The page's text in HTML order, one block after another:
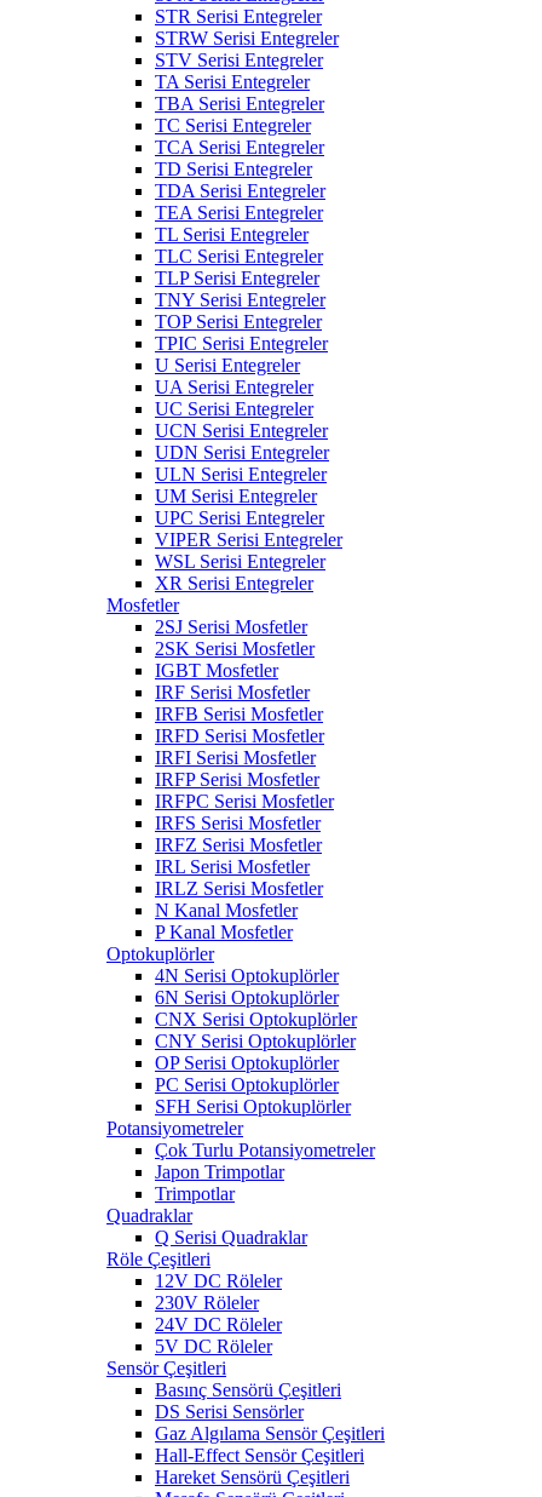
STR Serisi Entegreler
STRW Serisi Entegreler
STV Serisi Entegreler
TA Serisi Entegreler
TBA Serisi Entegreler
TC Serisi Entegreler
TCA Serisi Entegreler
TD Serisi Entegreler
TDA Serisi Entegreler
TEA Serisi Entegreler
TL Serisi Entegreler
TLC Serisi Entegreler
TLP Serisi Entegreler
TNY Serisi Entegreler
TOP Serisi Entegreler
TPIC Serisi Entegreler
U Serisi Entegreler
UA Serisi Entegreler
UC Serisi Entegreler
UCN Serisi Entegreler
UDN Serisi Entegreler
ULN Serisi Entegreler
UM Serisi Entegreler
UPC Serisi Entegreler
VIPER Serisi Entegreler
WSL Serisi Entegreler
XR Serisi Entegreler
Mosfetler
2SJ Serisi Mosfetler
2SK Serisi Mosfetler
IGBT Mosfetler
IRF Serisi Mosfetler
IRFB Serisi Mosfetler
IRFD Serisi Mosfetler
IRFI Serisi Mosfetler
IRFP Serisi Mosfetler
IRFPC Serisi Mosfetler
IRFS Serisi Mosfetler
IRFZ Serisi Mosfetler
IRL Serisi Mosfetler
IRLZ Serisi Mosfetler
N Kanal Mosfetler
P Kanal Mosfetler
Optokuplörler
4N Serisi Optokuplörler
6N Serisi Optokuplörler
CNX Serisi Optokuplörler
CNY Serisi Optokuplörler
OP Serisi Optokuplörler
PC Serisi Optokuplörler
SFH Serisi Optokuplörler
Potansiyometreler
Çok Turlu Potansiyometreler
Japon Trimpotlar
Trimpotlar
Quadraklar
Q Serisi Quadraklar
Röle Çeşitleri
12V DC Röleler
230V Röleler
24V DC Röleler
5V DC Röleler
Sensör Çeşitleri
Basınç Sensörü Çeşitleri
DS Serisi Sensörler
Gaz Algılama Sensör Çeşitleri
Hall-Effect Sensör Çeşitleri
Hareket Sensörü Çeşitleri